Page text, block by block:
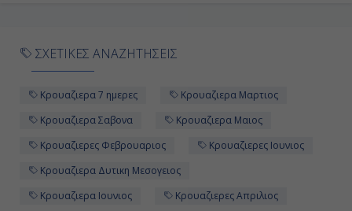
ΣΧΕΤΙΚΕΣ ΑΝΑΖΗΤΗΣΕΙΣ
Κρουαζιερα 7 ημερες
Κρουαζιερα Μαρτιος
Κρουαζιερα Σαβονα
Κρουαζιερα Μαιος
Κρουαζιερες Φεβρουαριος
Κρουαζιερες Ιουνιος
Κρουαζιερα Δυτικη Μεσογειος
Κρουαζιερα Ιουνιος
Κρουαζιερες Απριλιος